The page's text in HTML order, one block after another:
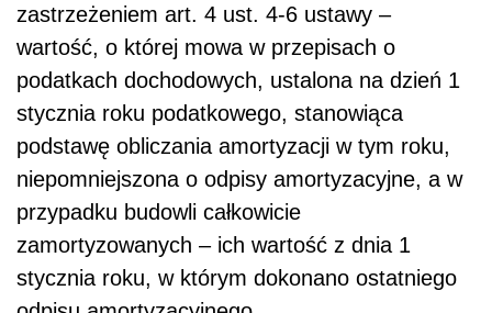
zastrzeżeniem art. 4 ust. 4-6 ustawy –
wartość, o której mowa w przepisach o
podatkach dochodowych, ustalona na dzień 1
stycznia roku podatkowego, stanowiąca
podstawę obliczania amortyzacji w tym roku,
niepomniejszona o odpisy amortyzacyjne, a w
przypadku budowli całkowicie
zamortyzowanych – ich wartość z dnia 1
stycznia roku, w którym dokonano ostatniego